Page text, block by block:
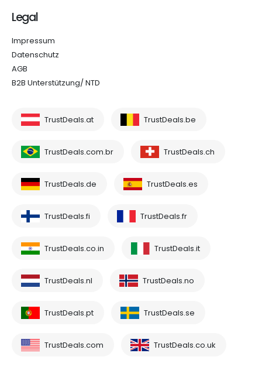
Legal
Impressum
Datenschutz
AGB
B2B Unterstützung/ NTD
TrustDeals.at TrustDeals.be
TrustDeals.com.br TrustDeals.ch
TrustDeals.de TrustDeals.es
TrustDeals.fi TrustDeals.fr
TrustDeals.co.in TrustDeals.it
TrustDeals.nl TrustDeals.no
TrustDeals.pt TrustDeals.se
TrustDeals.com TrustDeals.co.uk